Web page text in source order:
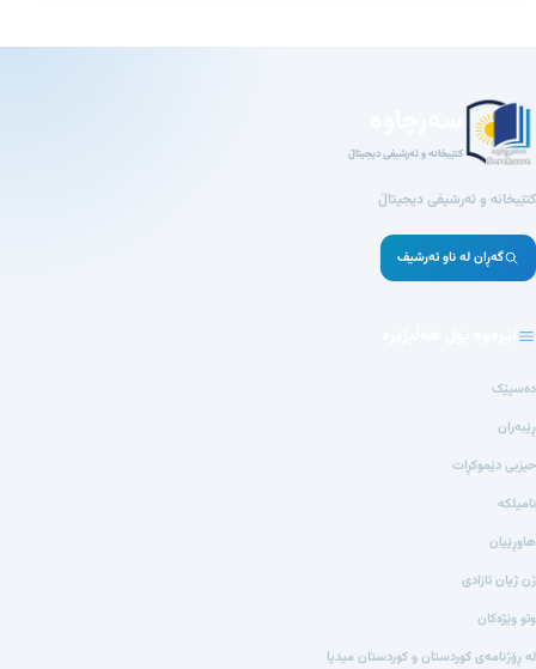
کتێبخانە و ئەرشیفی دیجیتاڵ
کتێبخانە و ئەرشیفی دیجیتاڵ
گەڕان لە ناو ئەرشیف
دەسپێک
ڕێبەران
حیزبی دێموکڕات
نامیلکە
هاوڕێیان
ژن ژیان ئازادی
وتو وێژەکان
لە ڕۆژنامەی کوردستان و کوردستان میدیا